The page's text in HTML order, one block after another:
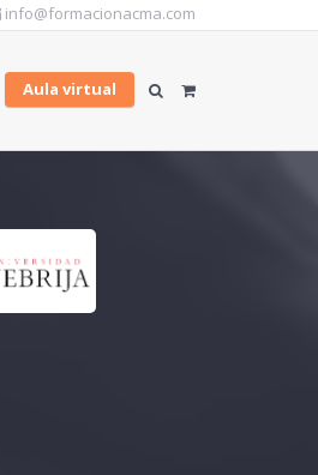
info@formacionacma.com
Aula virtual